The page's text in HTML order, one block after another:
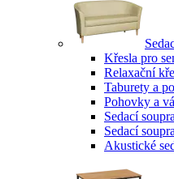
Křesla pro
Relaxační
Taburety a
Pohovky a
Sedací
Sedací
Akustické